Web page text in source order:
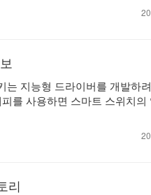
지능형 드라이버를 개발하
를 사용하면 스마트 스위치의
리